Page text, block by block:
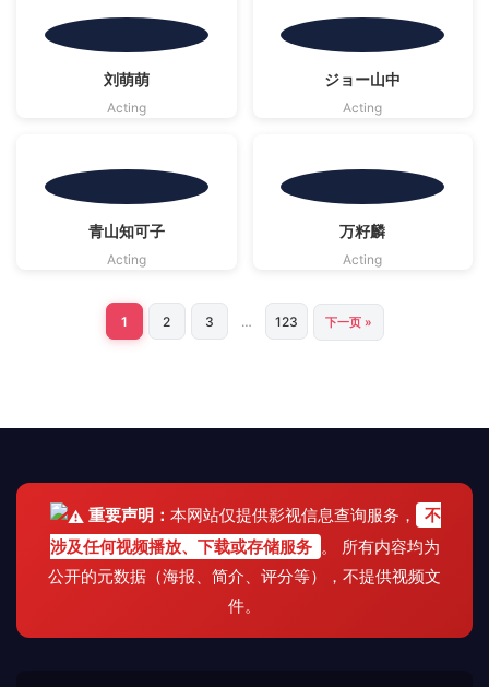
影视资料源自
· CC BY-SA 4.0 | 海报版权归原作者
刘萌萌
Acting
影视资料源自
· CC BY-SA 4.0 | 海报版权归原作者
ジョー山中
Acting
影视资料源自
· CC BY-SA 4.0 | 海报版权归原作者
青山知可子
Acting
影视资料源自
· CC BY-SA 4.0 | 海报版权归原作者
万籽麟
Acting
文
分
1 2 3 … 123 下一页 »
重要声明： 本网站仅提供影视信息查询服务，
不
涉及任何视频播放、下载或存储服务 。 所有内容均为
公开的元数据（海报、简介、评分等），不提供视频文
件。